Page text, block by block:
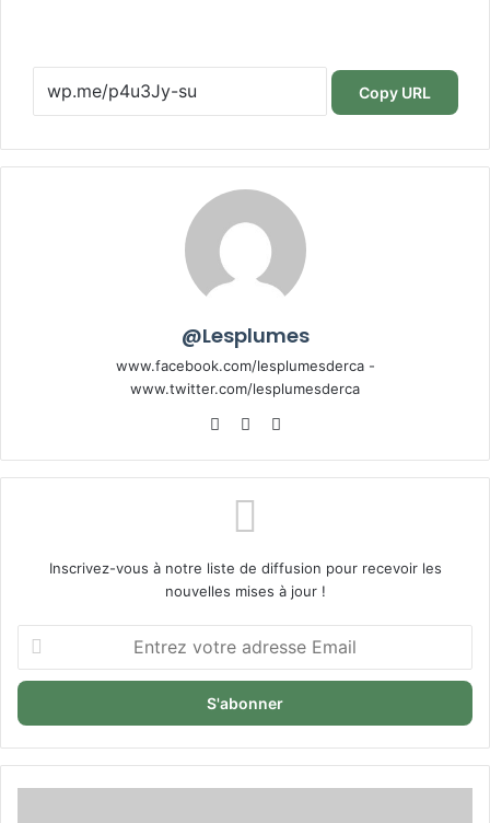
Copy URL
@Lesplumes
www.facebook.com/lesplumesderca -
www.twitter.com/lesplumesderca
WebsiteFacebook
Inscrivez-vous à notre liste de diffusion pour recevoir les
nouvelles mises à jour !
votre
adresse